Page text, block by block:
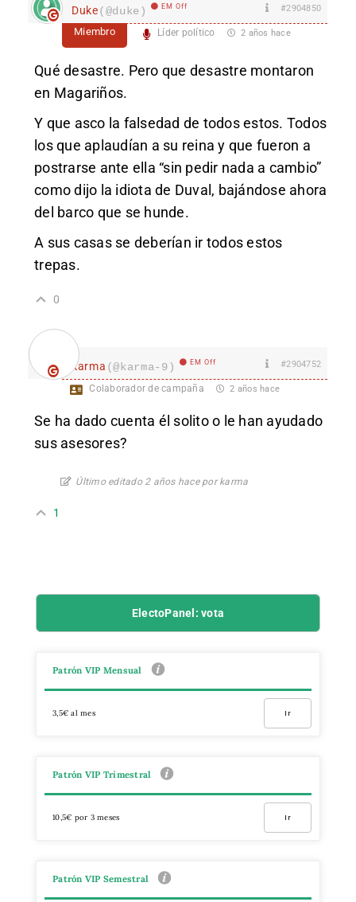
Duke(@duke) EM Off #2904850
Miembro Líder político 2 años hace
Qué desastre. Pero que desastre montaron
en Magariños.
Y que asco la falsedad de todos estos. Todos
los que aplaudían a su reina y que fueron a
postrarse ante ella “sin pedir nada a cambio”
como dijo la idiota de Duval, bajándose ahora
del barco que se hunde.
A sus casas se deberían ir todos estos
trepas.
0
karma (@karma-9) EM Off #2904752
Colaborador de campaña 2 años hace
Se ha dado cuenta él solito o le han ayudado
sus asesores?
Último editado 2 años hace por karma
1
ElectoPanel: vota
Patrón VIP Mensual
3,5€ al mes Ir
Patrón VIP Trimestral
10,5€ por 3 meses Ir
Patrón VIP Semestral